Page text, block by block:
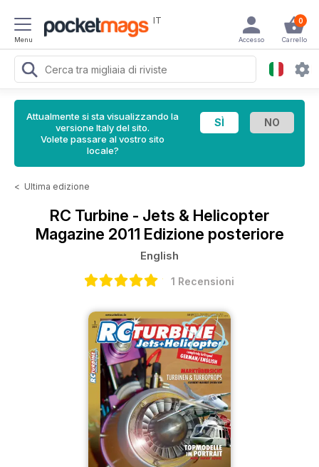
Menu
IT 0
Carrello
Accesso
Attualmente si sta visualizzando la
versione Italy del sito.
Volete passare al vostro sito
locale?
< Ultima edizione
RC Turbine - Jets & Helicopter
Magazine 2011 Edizione posteriore
English
1 Recensioni